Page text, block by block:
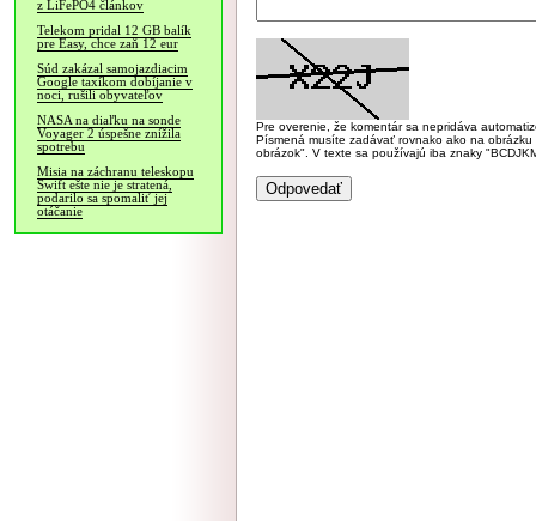
z LiFePO4 článkov
Telekom pridal 12 GB balík
pre Easy, chce zaň 12 eur
Súd zakázal samojazdiacim
Google taxíkom dobíjanie v
noci, rušili obyvateľov
NASA na diaľku na sonde
Voyager 2 úspešne znížila
spotrebu
Misia na záchranu teleskopu
Swift ešte nie je stratená,
podarilo sa spomaliť jej
otáčanie
Pre overenie, že komentár sa nepridáva
Písmená musíte zadávať rovnako ako na
obrázok". V texte sa používajú iba znaky